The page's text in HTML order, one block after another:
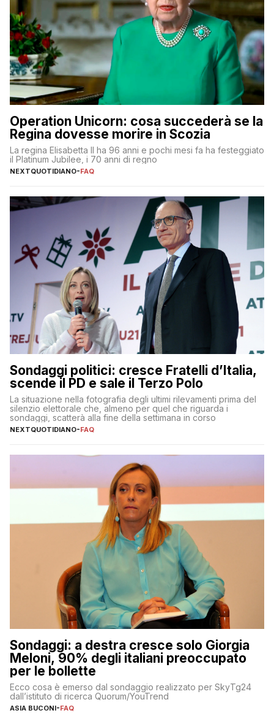
Operation Unicorn: cosa succederà se la
Regina dovesse morire in Scozia
La regina Elisabetta II ha 96 anni e pochi mesi fa ha festeggiato
il Platinum Jubilee, i 70 anni di regno
NEXTQUOTIDIANO-FAQ
Sondaggi politici: cresce Fratelli d’Italia,
scende il PD e sale il Terzo Polo
La situazione nella fotografia degli ultimi rilevamenti prima del
silenzio elettorale che, almeno per quel che riguarda i
sondaggi, scatterà alla fine della settimana in corso
NEXTQUOTIDIANO-FAQ
Sondaggi: a destra cresce solo Giorgia
Meloni, 90% degli italiani preoccupato
per le bollette
Ecco cosa è emerso dal sondaggio realizzato per SkyTg24
dall’istituto di ricerca Quorum/YouTrend
ASIA BUCONI-FAQ